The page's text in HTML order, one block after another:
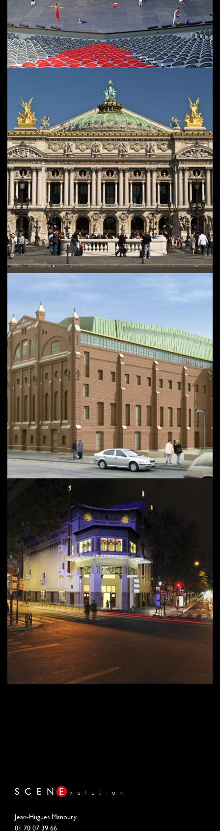
OPÉRA GARNIER | PARIS
PROTÉGÉ : THÉÂTRE MARIINSKY III | SAINT
PETERSBOURG
LE LOUXOR | PARIS
Jean-Hugues Manoury
01 70 07 39 66